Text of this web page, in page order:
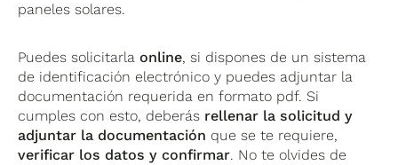
paneles solares.
Puedes solicitarlaonline, si dispones de un sistema
de identificación electrónico y puedes adjuntar la
documentación requerida en formato pdf. Si
cumples con esto, deberás rellenar la solicitud y
adjuntar la documentación que se te requiere,
verificar los datos y confirmar. No te olvides de